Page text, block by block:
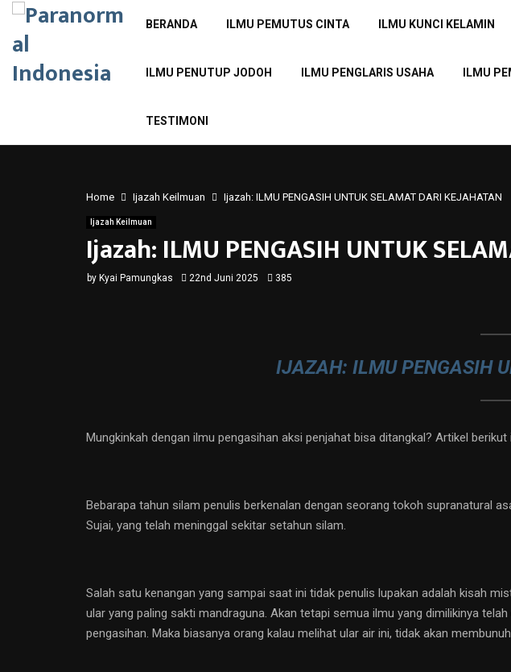
BERANDA ILMU PEMUTUS CINTA ILMU KUNCI KELAMIN
ILMU PENUTUP JODOH ILMU PENGLARIS USAHA ILMU
TESTIMONI
Home Ijazah Keilmuan Ijazah: ILMU PENGASIH UNTUK SELAMAT DARI KEJAHATAN
Ijazah Keilmuan
Ijazah: ILMU PENGASIH UNTUK
by Kyai Pamungkas 22nd Juni 2025 385
IJAZAH: ILMU PENGASIH
Mungkinkah dengan ilmu pengasihan aksi penjahat bisa ditangkal? Artikel berikut
Bebarapa tahun silam penulis berkenalan dengan seorang tokoh supranatural
Sujai, yang telah meninggal sekitar setahun silam.
Salah satu kenangan yang sampai saat ini tidak penulis lupakan adalah kisah
ular yang paling sakti mandraguna. Akan tetapi semua ilmu yang dimilikinya
pengasihan. Maka biasanya orang kalau melihat ular air ini, tidak akan